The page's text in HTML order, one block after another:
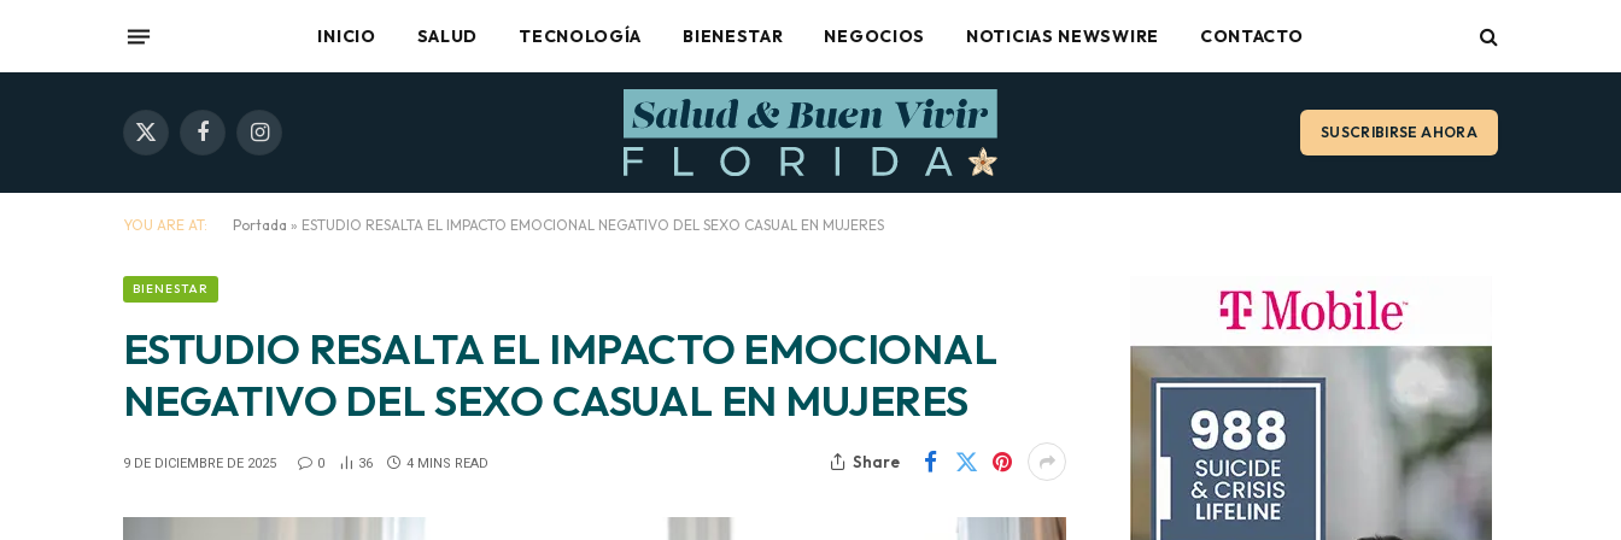
INICIO SALUD TECNOLOGÍA BIENESTAR NEGOCIOS NOTICIAS NEWSWIRE CONTACTO
X
FacebookInstagram SUSCRIBIRSE AHORA
YOU ARE AT: Portada » ESTUDIO RESALTA EL IMPACTO EMOCIONAL NEGATIVO DEL SEXO CASUAL EN MUJERES
BIENESTAR
ESTUDIO RESALTA EL IMPACTO EMOCIONAL
NEGATIVO DEL SEXO CASUAL EN MUJERES
9 DE DICIEMBRE DE 2025 0 36 4 MINS READ Share